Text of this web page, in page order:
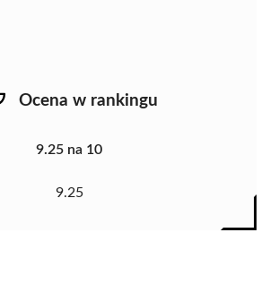
Ocena w rankingu
9.25 na 10
9.25